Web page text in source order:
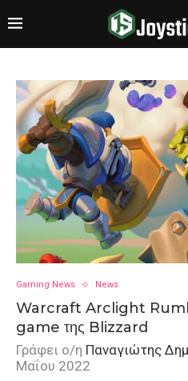
Gaming News News
Warcraft Arclight
game της Blizzard
Γράφει ο/η Παναγιώτης
Μαΐου 2022